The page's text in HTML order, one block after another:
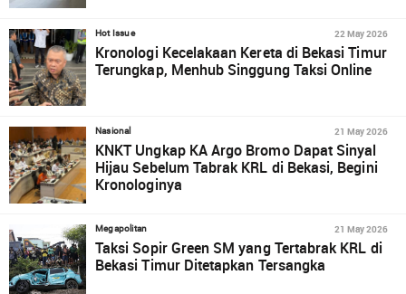
Hot Issue 22 May 2026
Kronologi Kecelakaan Kereta di Bekasi Timur
Terungkap, Menhub Singgung Taksi Online
Nasional 21 May 2026
KNKT Ungkap KA Argo Bromo Dapat Sinyal
Hijau Sebelum Tabrak KRL di Bekasi, Begini
Kronologinya
Megapolitan 21 May 2026
Taksi Sopir Green SM yang Tertabrak KRL di
Bekasi Timur Ditetapkan Tersangka